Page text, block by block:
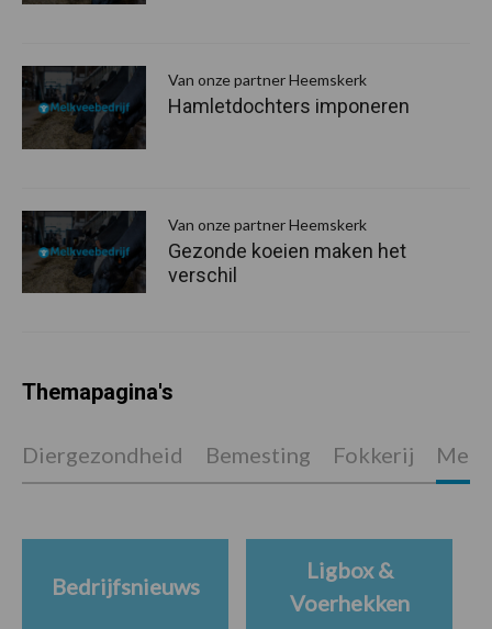
Van onze partner Heemskerk
Hamletdochters imponeren
Van onze partner Heemskerk
Gezonde koeien maken het
verschil
Themapagina's
Diergezondheid Bemesting Fokkerij
Bedrijfsnieuws
Ligbox &
Voerhekken